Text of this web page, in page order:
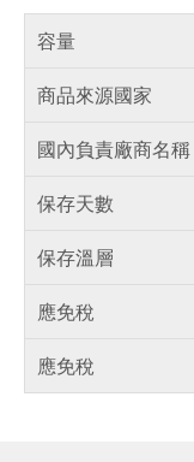
容量
商品來源國家
國內負責廠商名稱
保存天數
保存溫層
應免稅
應免稅